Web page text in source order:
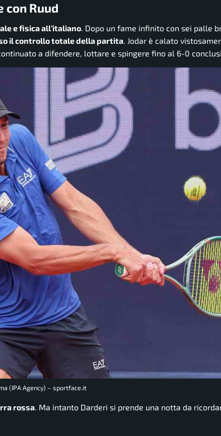
con Ruud
e fisica all’italiano. Dopo un fame infinito con sei palle
il controllo totale della partita. Jodar è calato
a difendere, lottare e spingere fino al 6-0
(IPA Agency) – sportface.it
rossa. Ma intanto Darderi si prende una notta da